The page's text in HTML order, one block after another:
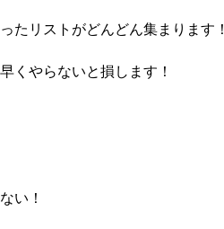
たリストがどんどん集まります！
くやらないと損します！
い！